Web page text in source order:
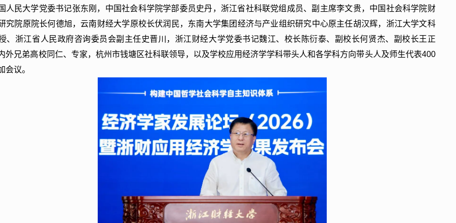
人民大学党委书记张东刚，中国社会科学院学部委员史丹，浙江省社科联党组成员、副主席李文贵，中国社会科学院财
究院原院长何德旭，云南财经大学原校长伏润民，东南大学集团经济与产业组织研究中心原主任胡汉辉，浙江大学文科
、浙江省人民政府咨询委员会副主任史晋川，浙江财经大学党委书记魏江、校长陈衍泰、副校长何贤杰、副校长王正
外兄弟高校同仁、专家，杭州市钱塘区社科联领导，以及学校应用经济学学科带头人和各学科方向带头人及师生代表400
会议。